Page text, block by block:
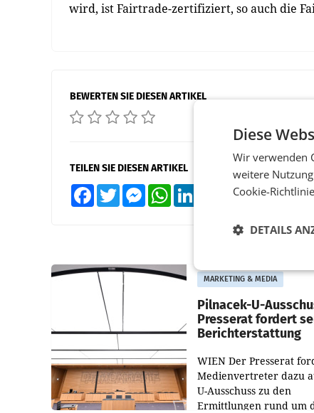
wird, ist Fairtrade-zertifiziert, so auch die
BEWERTEN SIE DIESEN ARTIKEL
TEILEN SIE DIESEN ARTIKEL
FacebookTwitter MessengerWhatsApp XING Teilen
MARKETING & MEDIA
Pilnacek-U-
Presserat fordert
Berichterstattung
WIEN Der Presserat
Medienvertreter dazu
U-Ausschuss zu den
Ermittlungen rund um
Diese
Wir verwenden
weitere
Cookie-
DETAILS